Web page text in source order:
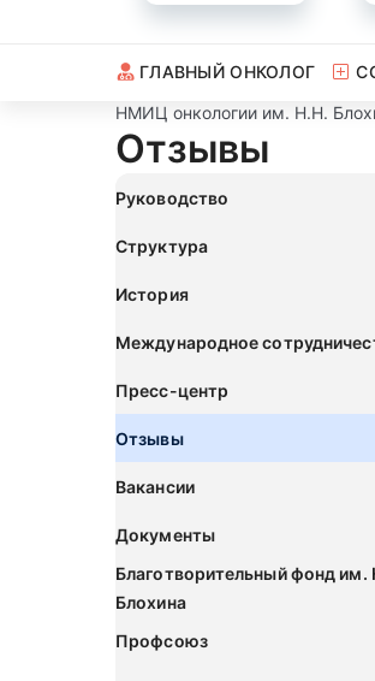
ГЛАВНЫЙ ОНКОЛОГ
НМИЦ онкологии им. Н.Н.
Отзывы
Руководство
Структура
История
Международное
Пресс-центр
Отзывы
Вакансии
Документы
Благотворительный фонд им.
Блохина
Профсоюз